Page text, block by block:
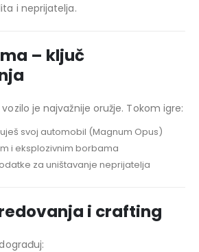
i neprijatelja.
– ključ
je najvažnije oružje. Tokom igre:
svoj automobil (Magnum Opus)
i eksplozivnim borbama
za uništavanje neprijatelja
i crafting